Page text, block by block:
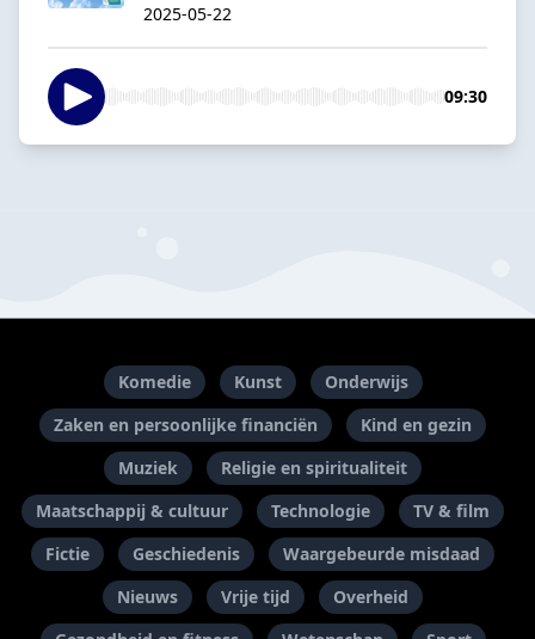
2025-05-22
09:30
Komedie Kunst
Onderwijs
Zaken en persoonlijke financiën
Kind en gezin
Muziek
Religie en spiritualiteit
Maatschappij & cultuur
Technologie
TV & film
Fictie
Geschiedenis
Waargebeurde misdaad
Nieuws
Vrije tijd
Overheid